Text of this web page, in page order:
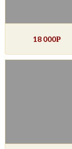
18 000Р